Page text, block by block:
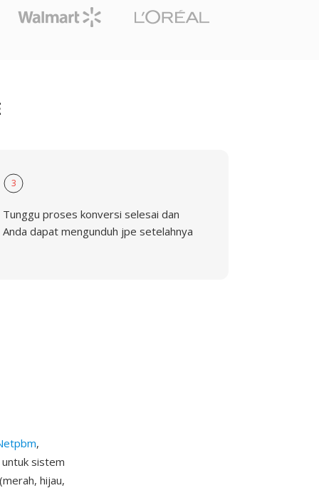
3
Tunggu proses konversi selesai dan
Anda dapat mengunduh jpe setelahnya
,
sistem
hijau,